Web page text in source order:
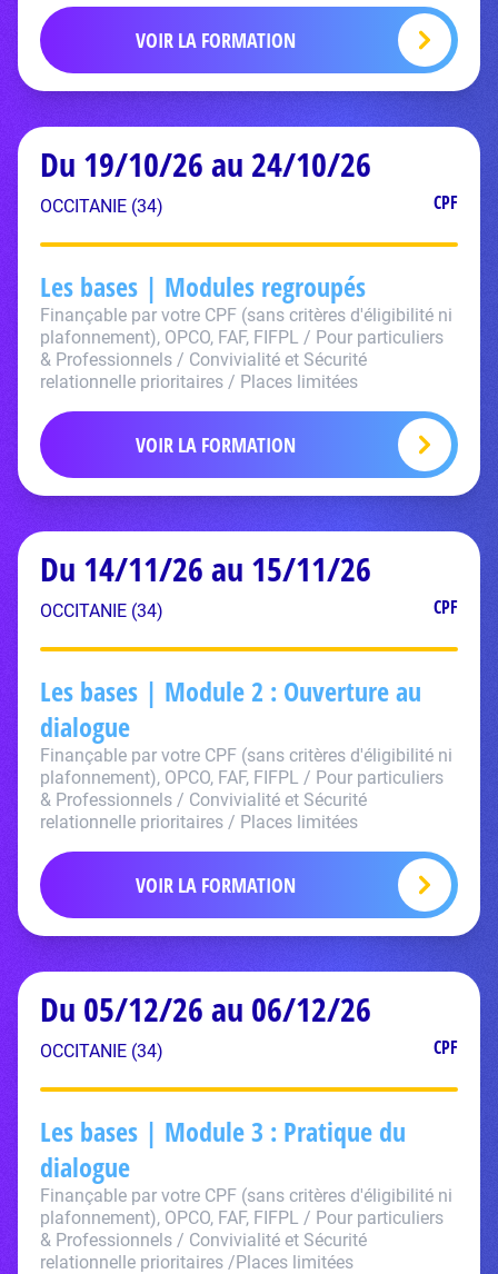
VOIR LA FORMATION
Du 19/10/26 au 24/10/26
OCCITANIE (34) CPF
Les bases | Modules regroupés
Finançable par votre CPF (sans critères d'éligibilité ni
plafonnement), OPCO, FAF, FIFPL / Pour particuliers
& Professionnels / Convivialité et Sécurité
relationnelle prioritaires / Places limitées
VOIR LA FORMATION
Du 14/11/26 au 15/11/26
OCCITANIE (34) CPF
Les bases | Module 2 : Ouverture au
dialogue
Finançable par votre CPF (sans critères d'éligibilité ni
plafonnement), OPCO, FAF, FIFPL / Pour particuliers
& Professionnels / Convivialité et Sécurité
relationnelle prioritaires / Places limitées
VOIR LA FORMATION
Du 05/12/26 au 06/12/26
OCCITANIE (34) CPF
Les bases | Module 3 : Pratique du
dialogue
Finançable par votre CPF (sans critères d'éligibilité ni
plafonnement), OPCO, FAF, FIFPL / Pour particuliers
& Professionnels / Convivialité et Sécurité
relationnelle prioritaires /Places limitées